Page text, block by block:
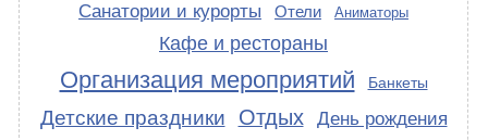
Санатории и курорты
Отели Аниматоры
Кафе и рестораны
Организация мероприятий Банкеты
Детские праздники Отдых День рождения